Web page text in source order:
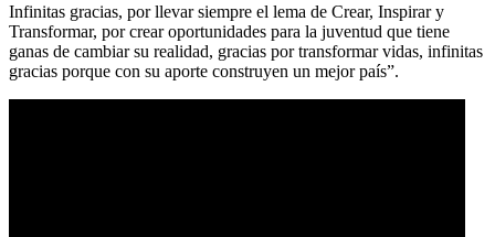
Infinitas gracias, por llevar siempre el lema de Crear, Inspirar y
Transformar, por crear oportunidades para la juventud que tiene
ganas de cambiar su realidad, gracias por transformar vidas, infinitas
gracias porque con su aporte construyen un mejor país”.